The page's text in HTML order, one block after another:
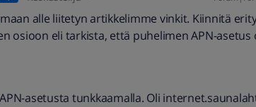
alle liitetyn artikkelimme vinkit. Kiinnitä
osioon eli tarkista, että puhelimen APN-asetus
asetusta tunkkaamalla. Oli